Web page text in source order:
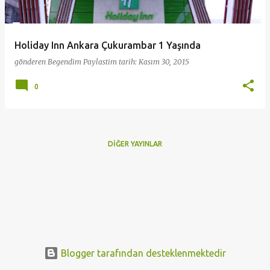
Holiday Inn Ankara Çukurambar 1 Yaşında
gönderen Begendim Paylastim tarih: Kasım 30, 2015
0
DIĞER YAYINLAR
Blogger tarafından desteklenmektedir